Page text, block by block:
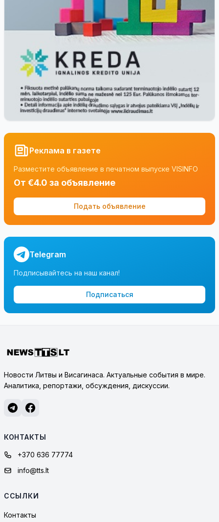
Реклама в газете
Разместите объявление в печатном выпуске VISINFO
От €4.0 за объявление
Подать объявление
Telegram
Подписывайтесь на наш канал!
Подписаться
Новости Литвы и Висагинаса. Актуальные события в мире.
Аналитика, репортажи, обсуждения, дискуссии.
КОНТАКТЫ
+370 636 77774
info@tts.lt
ССЫЛКИ
Контакты